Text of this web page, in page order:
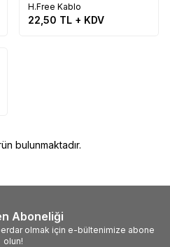
H.Free Kablo
22,50 TL + KDV
bulunmaktadır.
Aboneliği
olmak için e-bültenimize abone
olun!